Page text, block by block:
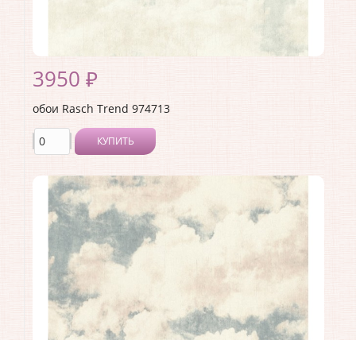
3950 ₽
обои Rasch Trend 974713
КУПИТЬ
Производитель:Rasch
Коллекция:Trend
Длина рулона: 10.05 .
Ширина рулона:1.06 .
Материал покрытия:Виниловое
Страна:
Германия
Материал основы:Флизелин
Раппорт: